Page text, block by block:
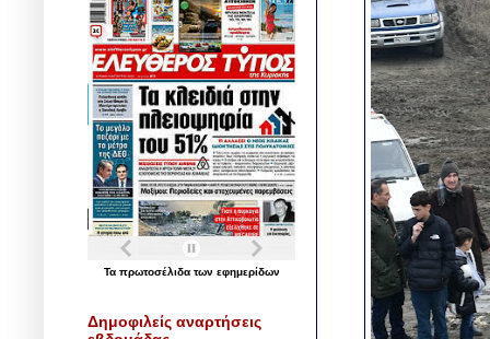
Τα πρωτοσέλιδα των εφημερίδων
Δημοφιλείς αναρτήσεις